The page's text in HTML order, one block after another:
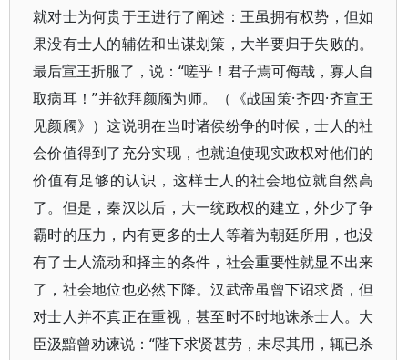
就对士为何贵于王进行了阐述：王虽拥有权势，但如
果没有士人的辅佐和出谋划策，大半要归于失败的。
最后宣王折服了，说：“嗟乎！君子焉可侮哉，寡人自
取病耳！”并欲拜颜斶为师。（《战国策·齐四·齐宣王
见颜斶》）这说明在当时诸侯纷争的时候，士人的社
会价值得到了充分实现，也就迫使现实政权对他们的
价值有足够的认识，这样士人的社会地位就自然高
了。但是，秦汉以后，大一统政权的建立，外少了争
霸时的压力，内有更多的士人等着为朝廷所用，也没
有了士人流动和择主的条件，社会重要性就显不出来
了，社会地位也必然下降。汉武帝虽曾下诏求贤，但
对士人并不真正在重视，甚至时不时地诛杀士人。大
臣汲黯曾劝谏说：“陛下求贤甚劳，未尽其用，辄已杀